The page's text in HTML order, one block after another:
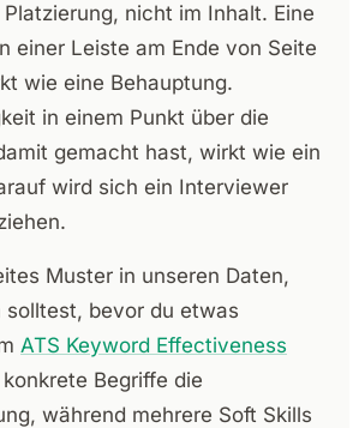
nicht im Inhalt. Eine
einer Leiste am Ende von Seite
wie eine Behauptung.
in einem Punkt über die
gemacht hast, wirkt wie ein
wird sich ein Interviewer
Muster in unseren Daten,
solltest, bevor du etwas
ATS Keyword Effectiveness
Begriffe die
während mehrere Soft Skills